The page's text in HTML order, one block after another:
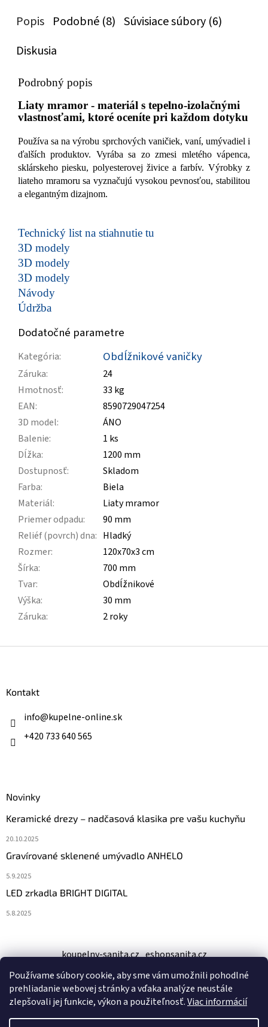
Používame súbory cookie, aby sme vám umožnili pohodlné
prehliadanie webovej stránky a vďaka analýze neustále
zlepšovali jej funkcie, výkon a použiteľnosť.Viac informácií
Popis Podobné (8) Súvisiace súbory (6)
Diskusia
Podrobný popis
Liaty mramor - materiál s tepelno-izolačnými
vlastnosťami, ktoré oceníte pri každom dotyku
Používa sa na výrobu sprchových vaničiek, vaní, umývadiel i
ďalších produktov. Vyrába sa zo zmesi mletého vápenca,
sklárskeho piesku, polyesterovej živice a farbív. Výrobky z
liateho mramoru sa vyznačujú vysokou pevnosťou, stabilitou
a elegantným dizajnom.
Technický list na stiahnutie tu
3D modely
3D modely
3D modely
Návody
Údržba
Dodatočné parametre
Kategória: Obdĺžnikové vaničky
Záruka:
24
Hmotnosť:
33 kg
EAN:
8590729047254
3D model:
ÁNO
Balenie:
1 ks
Dĺžka:
1200 mm
Dostupnosť:
Skladom
Farba:
Biela
Materiál:
Liaty mramor
Priemer odpadu:
90 mm
Reliéf (povrch) dna: Hladký
Rozmer:
120x70x3 cm
Šírka:
700 mm
Tvar:
Obdĺžnikové
Výška:
30 mm
Záruka: 2 roky
Kontakt
info@kupelne-online.sk
+420 733 640 565
Novinky
Keramické drezy – nadčasová klasika pre vašu kuchyňu
20.10.2025
Gravírované sklenené umývadlo ANHELO
5.9.2025
LED zrkadla BRIGHT DIGITAL
5.8.2025
koupelny-sanita.cz eshopsanita.cz